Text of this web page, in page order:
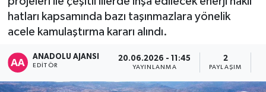
hatları kapsamında bazı taşınmazlara yönelik
acele kamulaştırma kararı alındı.
ANADOLU AJANSI
EDITÖR
20.06.2026 - 11:45
YAYINLANMA
2
PAYLAŞIM
GÜNCEL
AKTÜEL
EĞİTİM
Tüm Manşetler
Son Dakika Haberleri
Haber Arşivi